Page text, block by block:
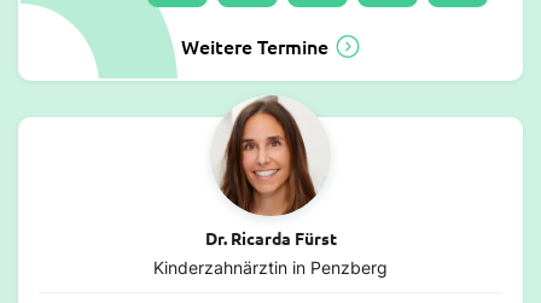
Weitere Termine
Dr. Ricarda Fürst
Kinderzahnärztin in Penzberg